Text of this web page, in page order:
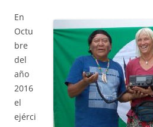
En
Octu
bre
del
año
2016
el
ejérci